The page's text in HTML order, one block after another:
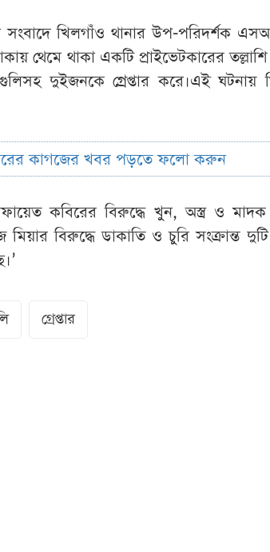
খিলগাঁও থানার উপ-পরিদর্শক
থেমে থাকা একটি প্রাইভেটকারের তল্লাশি
দুইজনকে গ্রেপ্তার করে।এই ঘটনায়
কাগজের খবর পড়তে ফলো করুন
কবিরের বিরুদ্ধে খুন, অস্ত্র ও
বিরুদ্ধে ডাকাতি ও চুরি সংক্রান্ত
গ্রেপ্তার